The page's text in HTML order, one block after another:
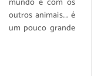
outros animais…. é
um pouco grande